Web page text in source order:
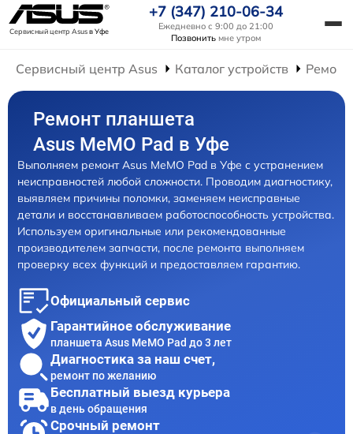
Сервисный центр Asusв Уфе
+7 (347) 210-06-34
Ежедневно с 9:00 до 21:00
Позвонить мне утром
Сервисный центр Asus Каталог устройств
Ремонт планшета
Asus MeMO Pad в Уфе
Выполняем ремонт Asus MeMO Pad в Уфе с устранением
неисправностей любой сложности. Проводим диагностику,
выявляем причины поломки, заменяем неисправные
детали и восстанавливаем работоспособность устройства.
Используем оригинальные или рекомендованные
производителем запчасти, после ремонта выполняем
проверку всех функций и предоставляем гарантию.
Официальный сервис
Гарантийное обслуживание
планшета Asus MeMO Pad до 3 лет
Диагностика за наш счет,
ремонт по желанию
Бесплатный выезд курьера
в день обращения
Срочный ремонт